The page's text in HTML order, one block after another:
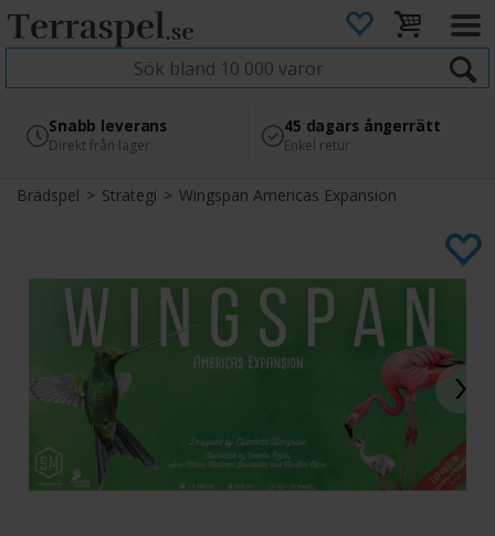
4.8
Läs omdömen på Google
Säker betalning
med Svea
Snabb leverans
Direkt från lager
45 dagars ångerrätt
Enkel retur
Brädspel>Strategi>Wingspan Americas Expansion